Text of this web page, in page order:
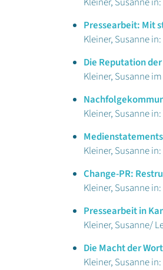
Pressearbeit: Mit
Kleiner, Susanne
Die Reputation
Kleiner, Susanne
Kleiner, Susanne
Kleiner, Susanne
Change-PR:
Kleiner, Susanne
Pressearbeit in
Kleiner, Susanne/
Die Macht der
Kleiner, Susanne